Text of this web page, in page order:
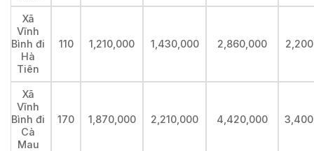
Xã
Vĩnh
Bình đi
Hà
Tiên
110 1,210,000 1,430,000 2,860,000
Xã
Vĩnh
Bình đi
Cà
Mau
170 1,870,000 2,210,000 4,420,000